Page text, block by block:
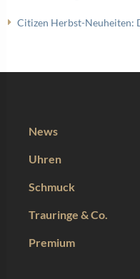
Citizen Herbst-Neuheiten:
News
Uhren
Schmuck
Trauringe & Co.
Premium